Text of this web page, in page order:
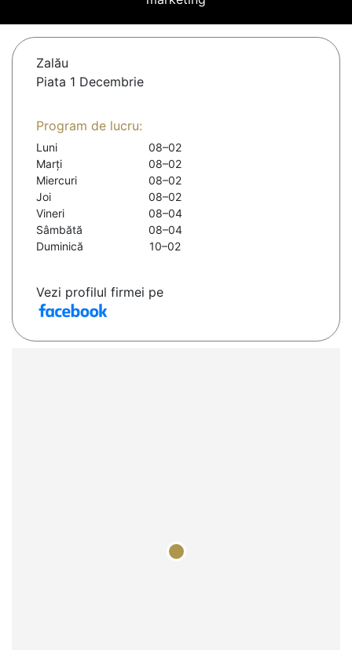
Zalău
Piata 1 Decembrie
Program de lucru:
Luni
08–02
Marți
08–02
Miercuri
08–02
Joi
08–02
Vineri
08–04
Sâmbătă
08–04
Duminică
10–02
Vezi profilul firmei pe